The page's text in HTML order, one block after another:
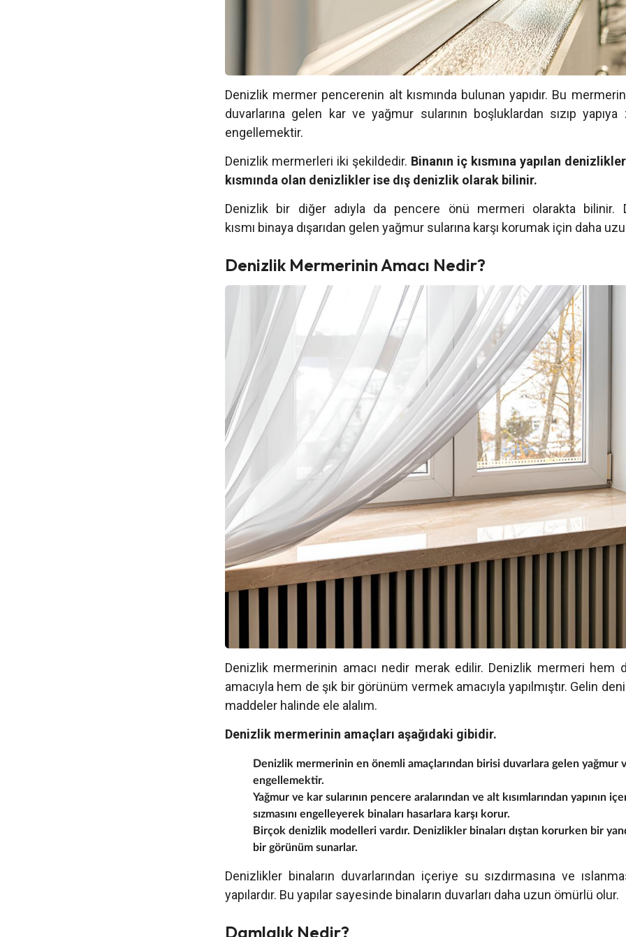
Denizlik mermer pencerenin alt kısmında bulunan yapıdır. Bu mermerin
duvarlarına gelen kar ve yağmur sularının boşluklardan sızıp
engellemektir.
Denizlik mermerleri iki şekildedir. Binanın iç kısmına yapılan
kısmında olan denizlikler ise dış denizlik olarak bilinir.
Denizlik bir diğer adıyla da pencere önü mermeri olarakta bilinir.
kısmı binaya dışarıdan gelen yağmur sularına karşı korumak için daha
Denizlik Mermerinin Amacı Nedir?
Denizlik mermerinin amacı nedir merak edilir. Denizlik mermeri hem
amacıyla hem de şık bir görünüm vermek amacıyla yapılmıştır. Gelin
maddeler halinde ele alalım.
Denizlik mermerinin amaçları aşağıdaki gibidir.
Denizlik mermerinin en önemli amaçlarından birisi duvarlara gelen yağmur
engellemektir.
Yağmur ve kar sularının pencere aralarından ve alt kısımlarından yapının
sızmasını engelleyerek binaları hasarlara karşı korur.
Birçok denizlik modelleri vardır. Denizlikler binaları dıştan korurken bir
bir görünüm sunarlar.
Denizlikler binaların duvarlarından içeriye su sızdırmasına ve
yapılardır. Bu yapılar sayesinde binaların duvarları daha uzun ömürlü olur.
Damlalık Nedir?